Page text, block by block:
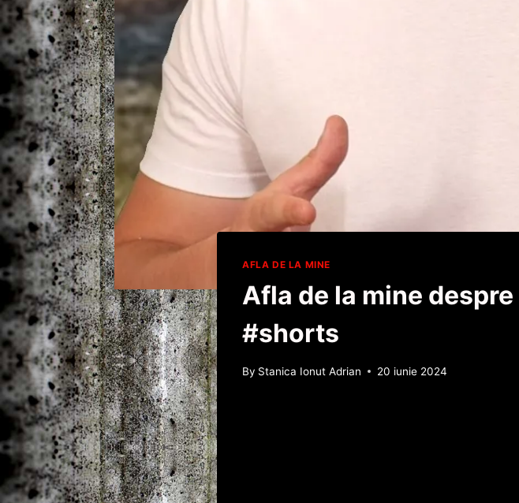
AFLA DE LA MINE
Afla de la mine
#shorts
By Stanica Ionut Adrian 20 iunie 2024